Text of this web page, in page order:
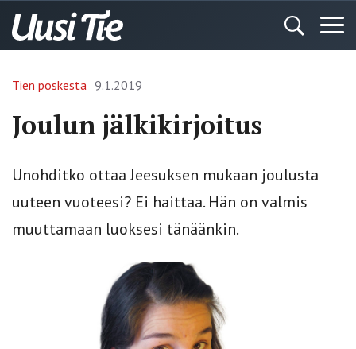
Tien poskesta 9.1.2019
Joulun jälkikirjoitus
Unohditko ottaa Jeesuksen mukaan joulusta
uuteen vuoteesi? Ei haittaa. Hän on valmis
muuttamaan luoksesi tänäänkin.